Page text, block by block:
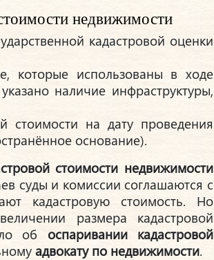
недвижимости
кадастровой оценки
которые использованы в ходе
наличие инфраструктуры,
стоимости на дату проведения
основание).
стоимости недвижимости
суды и комиссии соглашаются с
кадастровую стоимость. Но
размера кадастровой
об оспаривании кадастровой
адвокату по недвижимости.